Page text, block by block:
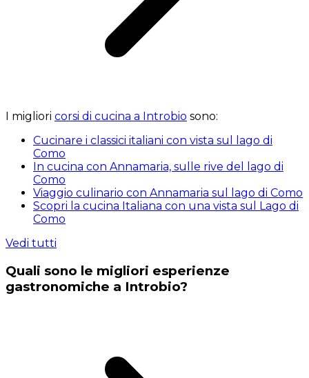
I migliori corsi di cucina a Introbio sono:
Cucinare i classici italiani con vista sul lago di
Como
In cucina con Annamaria, sulle rive del lago di
Como
Viaggio culinario con Annamaria sul lago di Como
Scopri la cucina Italiana con una vista sul Lago di
Como
Vedi tutti
Quali sono le migliori esperienze
gastronomiche a Introbio?